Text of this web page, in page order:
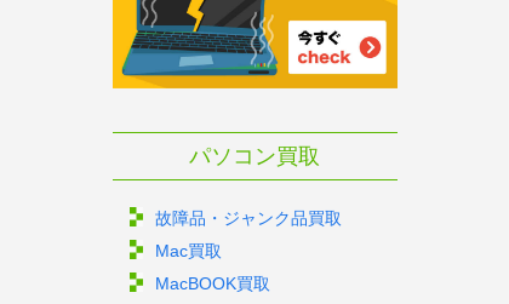
パソコン買取
故障品・ジャンク品買取
Mac買取
MacBOOK買取